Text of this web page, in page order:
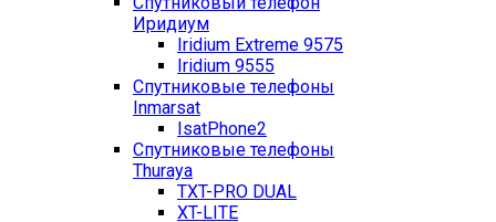
Иридиум
Iridium Extreme 9575
Iridium 9555
Спутниковые телефоны
Inmarsat
IsatPhone2
Спутниковые телефоны
Thuraya
TXT-PRO DUAL
XT-LITE